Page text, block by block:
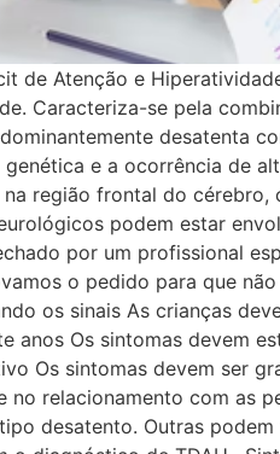
de Atenção e
Caracteriza-se pela
desatenta
e a ocorrência de
região frontal do
podem estar
por um profissional
o pedido para que
os sinais As crianças
Os sintomas devem
Os sintomas devem ser
relacionamento com as
desatento. Outras